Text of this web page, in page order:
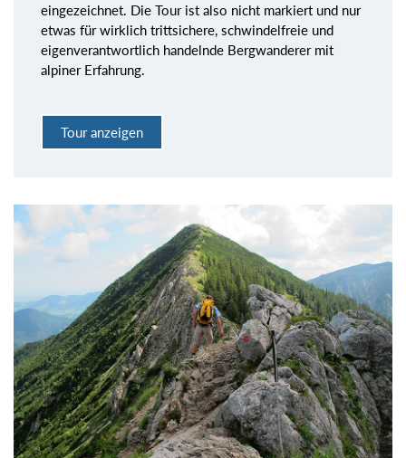
eingezeichnet. Die Tour ist also nicht markiert und nur
etwas für wirklich trittsichere, schwindelfreie und
eigenverantwortlich handelnde Bergwanderer mit
alpiner Erfahrung.
Tour anzeigen